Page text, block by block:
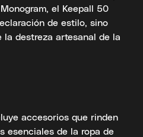
el Keepall 50
de estilo, sino
destreza artesanal de la
accesorios que rinden
esenciales de la ropa de